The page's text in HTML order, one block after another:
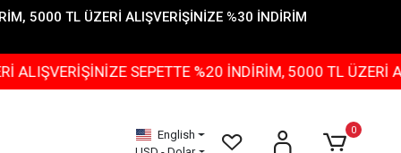
5000 TL ÜZERİ ALIŞVERİŞİNİZE %30 İNDİRİM
SEPETTE %20 İNDİRİM, 5000 TL ÜZERİ
English
0